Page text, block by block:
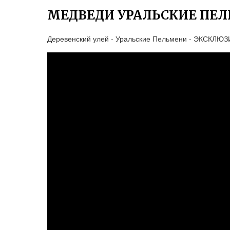
МЕДВЕДИ УРАЛЬСКИЕ
Деревенский улей - Уральские Пельмени -